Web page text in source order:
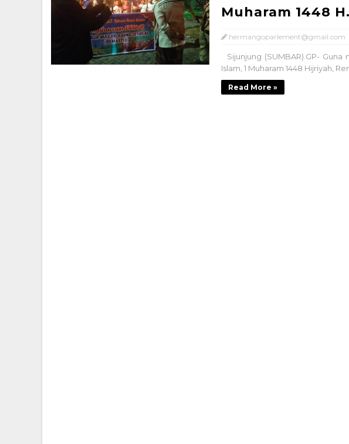
Muharam 1448 H.
hermangoparlement@gmail.com
Sijunjung (SUMBAR).GP-
Islam, 1 Muharam 1448 Hijriyah,
Read More »